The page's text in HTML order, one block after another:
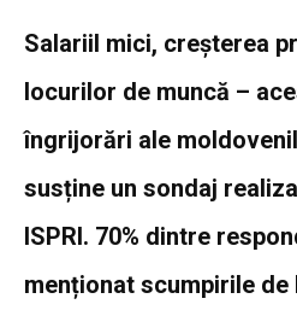
Salariil mici, creșterea
locurilor de muncă –
îngrijorări ale
susține un sondaj
ISPRI. 70% dintre
menționat scumpirile